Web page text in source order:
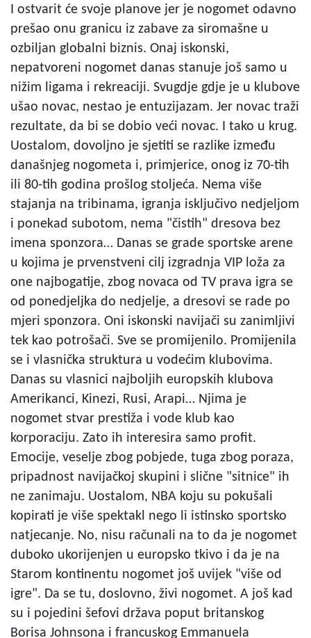
I ostvarit će svoje planove jer je nogomet odavno
prešao onu granicu iz zabave za siromašne u
ozbiljan globalni biznis. Onaj iskonski,
nepatvoreni nogomet danas stanuje još samo u
nižim ligama i rekreaciji. Svugdje gdje je u klubove
ušao novac, nestao je entuzijazam. Jer novac traži
rezultate, da bi se dobio veći novac. I tako u krug.
Uostalom, dovoljno je sjetiti se razlike između
današnjeg nogometa i, primjerice, onog iz 70-tih
ili 80-tih godina prošlog stoljeća. Nema više
stajanja na tribinama, igranja isključivo nedjeljom
i ponekad subotom, nema "čistih" dresova bez
imena sponzora… Danas se grade sportske arene
u kojima je prvenstveni cilj izgradnja VIP loža za
one najbogatije, zbog novaca od TV prava igra se
od ponedjeljka do nedjelje, a dresovi se rade po
mjeri sponzora. Oni iskonski navijači su zanimljivi
tek kao potrošači. Sve se promijenilo. Promijenila
se i vlasnička struktura u vodećim klubovima.
Danas su vlasnici najboljih europskih klubova
Amerikanci, Kinezi, Rusi, Arapi… Njima je
nogomet stvar prestiža i vode klub kao
korporaciju. Zato ih interesira samo profit.
Emocije, veselje zbog pobjede, tuga zbog poraza,
pripadnost navijačkoj skupini i slične "sitnice" ih
ne zanimaju. Uostalom, NBA koju su pokušali
kopirati je više spektakl nego li istinsko sportsko
natjecanje. No, nisu računali na to da je nogomet
duboko ukorijenjen u europsko tkivo i da je na
Starom kontinentu nogomet još uvijek "više od
igre". Da se tu, doslovno, živi nogomet. A još kad
su i pojedini šefovi država poput britanskog
Borisa Johnsona i francuskog Emmanuela